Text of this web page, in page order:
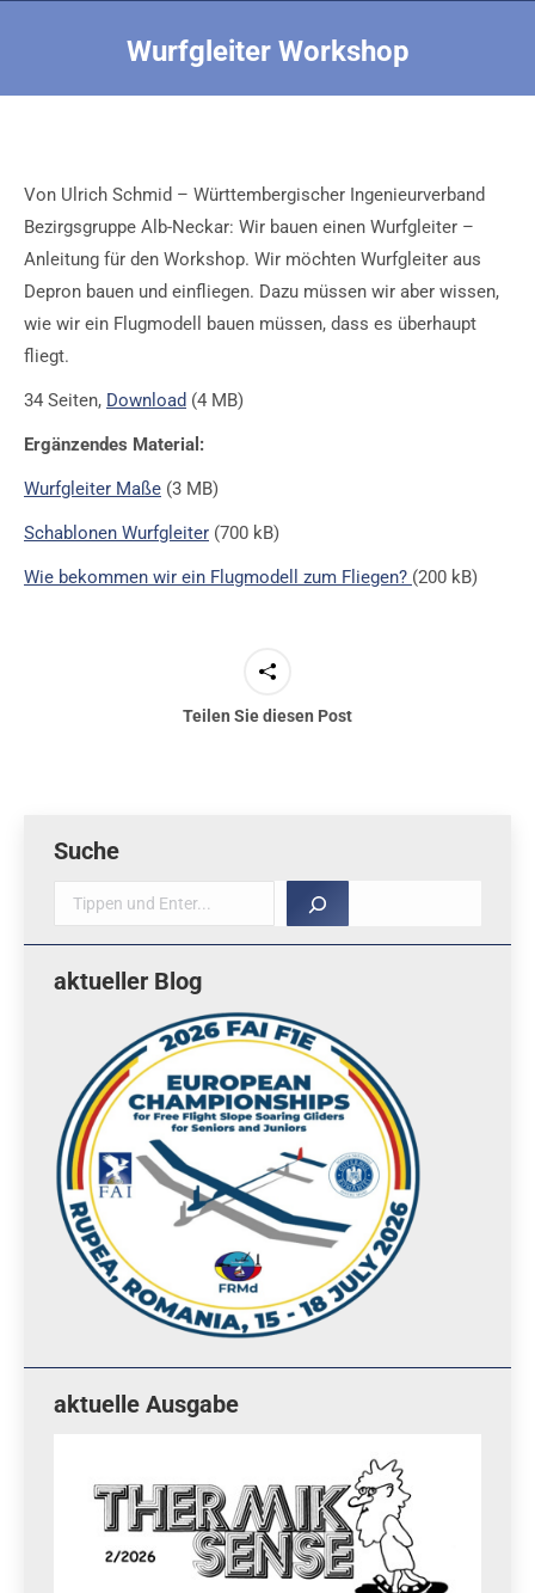
Wurfgleiter Workshop
Von Ulrich Schmid – Württembergischer Ingenieurverband
Bezirgsgruppe Alb-Neckar: Wir bauen einen Wurfgleiter –
Anleitung für den Workshop. Wir möchten Wurfgleiter aus
Depron bauen und einfliegen. Dazu müssen wir aber wissen,
wie wir ein Flugmodell bauen müssen, dass es überhaupt
fliegt.
34 Seiten, Download (4 MB)
Ergänzendes Material:
Wurfgleiter Maße (3 MB)
Schablonen Wurfgleiter (700 kB)
Wie bekommen wir ein Flugmodell zum Fliegen? (200 kB)
Teilen Sie diesen Post
Suche
Suche
aktueller Blog
aktuelle Ausgabe